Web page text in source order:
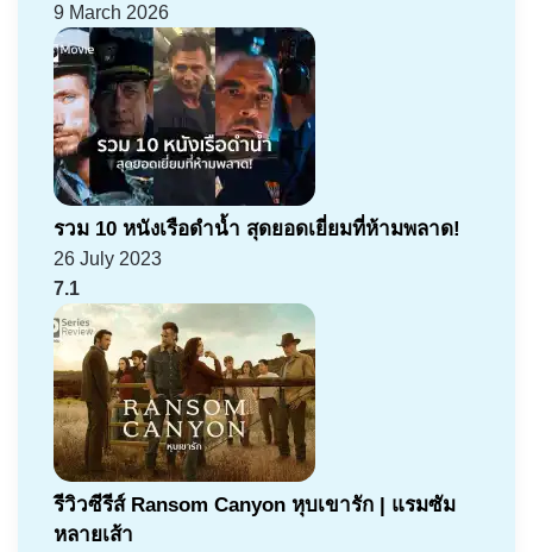
9 March 2026
รวม 10 หนังเรือดำน้ำ สุดยอดเยี่ยมที่ห้ามพลาด!
26 July 2023
7.1
รีวิวซีรีส์ Ransom Canyon หุบเขารัก | แรมซัม
หลายเส้า